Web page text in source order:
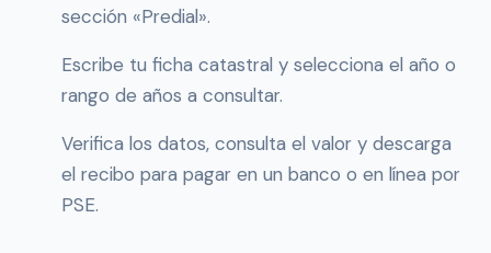
sección «Predial».
Escribe tu ficha catastral y selecciona el año o
rango de años a consultar.
Verifica los datos, consulta el valor y descarga
el recibo para pagar en un banco o en línea por
PSE.